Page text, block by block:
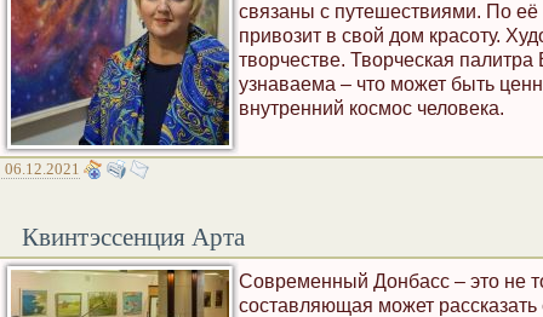
связаны с путешествиями. По
привозит в свой дом красоту.
творчестве. Творческая
узнаваема – что может быть
внутренний космос человека.
06.12.2021
Квинтэссенция Арта
Современный Донбасс – это не
составляющая может